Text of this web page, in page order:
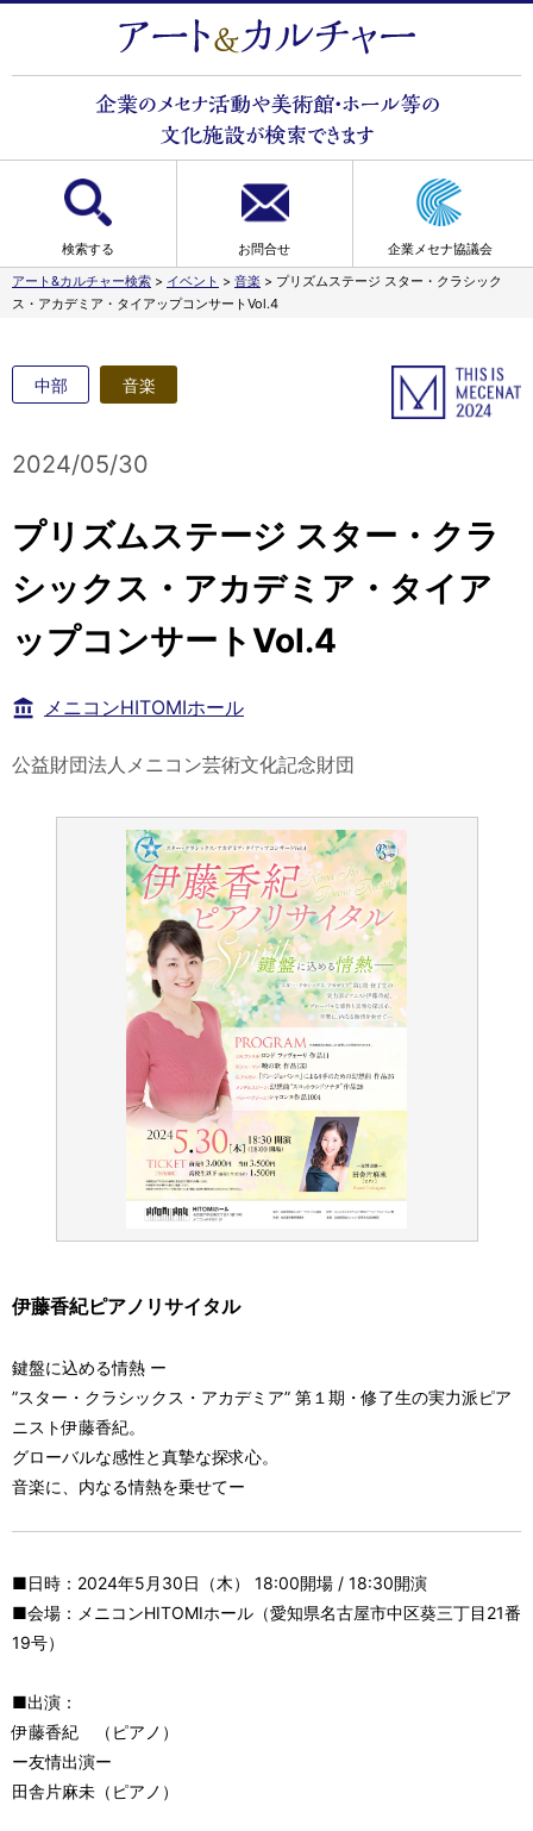
検索する お問合せ
企業メセナ協議会
アート&カルチャー検索 > イベント > 音楽 > プリズムステージ スター・クラシック
ス・アカデミア・タイアップコンサートVol.4
中部 音楽
2024/05/30
プリズムステージ スター・クラ
シックス・アカデミア・タイア
ップコンサートVol.4
メニコンHITOMIホール
公益財団法人メニコン芸術文化記念財団
伊藤香紀ピアノリサイタル
鍵盤に込める情熱 ー
”スター・クラシックス・アカデミア” 第１期・修了生の実力派ピア
ニスト伊藤香紀。
グローバルな感性と真摯な探求心。
音楽に、内なる情熱を乗せてー
■日時：2024年5月30日（木） 18:00開場 / 18:30開演
■会場：メニコンHITOMIホール（愛知県名古屋市中区葵三丁目21番
19号）
■出演：
伊藤香紀 （ピアノ）
ー友情出演ー
田舎片麻未（ピアノ）